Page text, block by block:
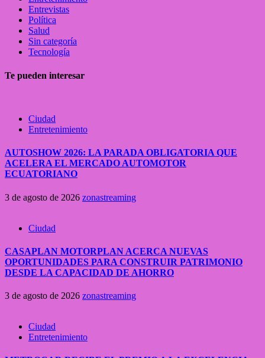
Entrevistas
Política
Salud
Sin categoría
Tecnología
Te pueden interesar
Ciudad
Entretenimiento
AUTOSHOW 2026: LA PARADA OBLIGATORIA QUE
ACELERA EL MERCADO AUTOMOTOR
ECUATORIANO
3 de agosto de 2026 zonastreaming
Ciudad
CASAPLAN MOTORPLAN ACERCA NUEVAS
OPORTUNIDADES PARA CONSTRUIR PATRIMONIO
DESDE LA CAPACIDAD DE AHORRO
3 de agosto de 2026 zonastreaming
Ciudad
Entretenimiento